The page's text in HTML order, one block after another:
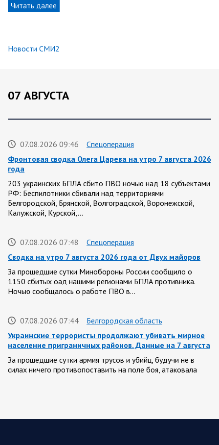
Читать далее
Новости СМИ2
07 АВГУСТА
07.08.2026 09:46
Спецоперация
Фронтовая сводка Олега Царева на утро 7 августа 2026
года
203 украинских БПЛА сбито ПВО ночью над 18 субъектами
РФ: Беспилотники сбивали над территориями
Белгородской, Брянской, Волгоградской, Воронежской,
Калужской, Курской,…
07.08.2026 07:48
Спецоперация
Сводка на утро 7 августа 2026 года от Двух майоров
За прошедшие сутки Минобороны России сообщило о
1150 сбитых оад нашими регионами БПЛА противника.
Ночью сообщалось о работе ПВО в…
07.08.2026 07:44
Белгородская область
Украинские террористы продолжают убивать мирное
население приграничных районов. Данные на 7 августа
За прошедшие сутки армия трусов и убийц, будучи не в
силах ничего противопоставить на поле боя, атаковала